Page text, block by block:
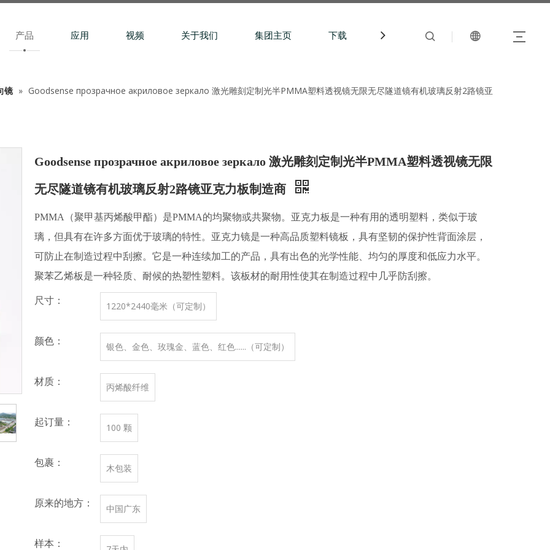
产品 应用 视频 关于我们 集团主页 下载 中文站
镜 » Goodsense прозрачное акриловое зеркало 激光雕刻定制光半PMMA塑料透视镜无限无尽隧道镜有机玻璃反射2路镜亚
Goodsense прозрачное акриловое зеркало 激光雕刻定制光半PMMA塑料透视镜无限
无尽隧道镜有机玻璃反射2路镜亚克力板制造商
PMMA（聚甲基丙烯酸甲酯）是PMMA的均聚物或共聚物。亚克力板是一种有用的透明塑料，类似于玻
璃，但具有在许多方面优于玻璃的特性。亚克力镜是一种高品质塑料镜板，具有坚韧的保护性背面涂层，
可防止在制造过程中刮擦。它是一种连续加工的产品，具有出色的光学性能、均匀的厚度和低应力水平。
聚苯乙烯板是一种轻质、耐候的热塑性塑料。该板材的耐用性使其在制造过程中几乎防刮擦。
尺寸： 1220*2440毫米（可定制）
颜色： 银色、金色、玫瑰金、蓝色、红色......（可定制）
材质： 丙烯酸纤维
起订量： 100 颗
包裹： 木包装
原来的地方： 中国广东
样本：